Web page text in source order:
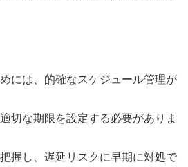
には、的確なスケジュール管理が
切な期限を設定する必要がありま
握し、遅延リスクに早期に対処で